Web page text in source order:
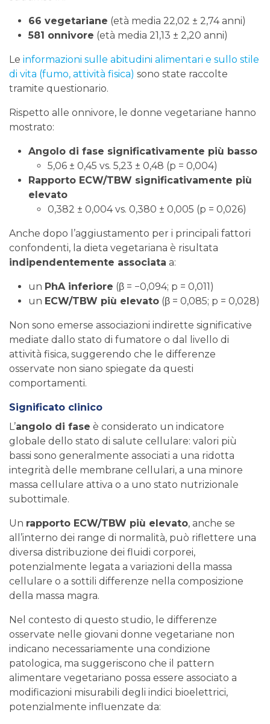
66 vegetariane (età media 22,02 ± 2,74 anni)
581 onnivore (età media 21,13 ± 2,20 anni)
Le informazioni sulle abitudini alimentari e sullo stile
di vita (fumo, attività fisica) sono state raccolte
tramite questionario.
Rispetto alle onnivore, le donne vegetariane hanno
mostrato:
Angolo di fase significativamente più basso
5,06 ± 0,45 vs. 5,23 ± 0,48 (p = 0,004)
Rapporto ECW/TBW significativamente più
elevato
0,382 ± 0,004 vs. 0,380 ± 0,005 (p = 0,026)
Anche dopo l’aggiustamento per i principali fattori
confondenti, la dieta vegetariana è risultata
indipendentemente associata a:
un PhA inferiore (β = −0,094; p = 0,011)
un ECW/TBW più elevato (β = 0,085; p = 0,028)
Non sono emerse associazioni indirette significative
mediate dallo stato di fumatore o dal livello di
attività fisica, suggerendo che le differenze
osservate non siano spiegate da questi
comportamenti.
Significato clinico
L’angolo di fase è considerato un indicatore
globale dello stato di salute cellulare: valori più
bassi sono generalmente associati a una ridotta
integrità delle membrane cellulari, a una minore
massa cellulare attiva o a uno stato nutrizionale
subottimale.
Un rapporto ECW/TBW più elevato, anche se
all’interno dei range di normalità, può riflettere una
diversa distribuzione dei fluidi corporei,
potenzialmente legata a variazioni della massa
cellulare o a sottili differenze nella composizione
della massa magra.
Nel contesto di questo studio, le differenze
osservate nelle giovani donne vegetariane non
indicano necessariamente una condizione
patologica, ma suggeriscono che il pattern
alimentare vegetariano possa essere associato a
modificazioni misurabili degli indici bioelettrici,
potenzialmente influenzate da: